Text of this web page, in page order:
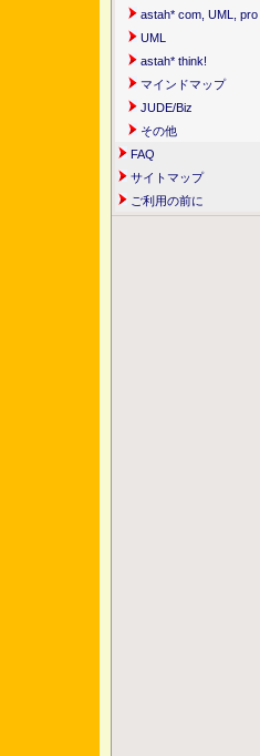
astah* com, UML, pro
UML
astah* think!
マインドマップ
JUDE/Biz
その他
FAQ
サイトマップ
ご利用の前に